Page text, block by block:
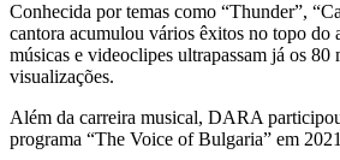
Conhecida por temas como “Thunder”,
cantora acumulou vários êxitos no topo do
músicas e videoclipes ultrapassam já os 80
visualizações.
Além da carreira musical, DARA
programa “The Voice of Bulgaria” em